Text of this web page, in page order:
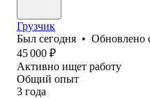
Грузчик
Был сегодня • Обновлено
45 000 ₽
Активно ищет работу
Общий опыт
3 года